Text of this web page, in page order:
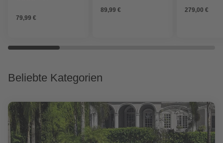
79,99 €
89,99 €
279,00 €
Beliebte Kategorien